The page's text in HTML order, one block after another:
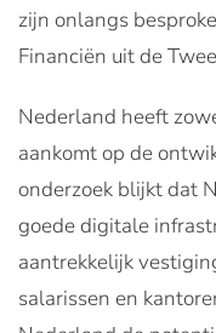
zijn onlangs
Financiën uit de
Nederland heeft
aankomt op de
onderzoek blijkt dat
goede digitale
aantrekkelijk
salarissen en